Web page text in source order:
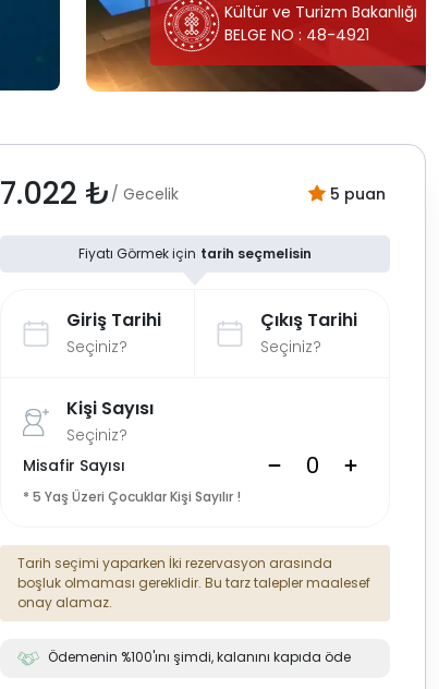
Kültür ve Turizm Bakanlığı
BELGE NO : 48-4921
7.022 ₺ / Gecelik 5 puan
tarih seçmelisin
Giriş Tarihi
Seçiniz?
Çıkış Tarihi
Seçiniz?
Kişi Sayısı
Seçiniz?
Misafir Sayısı
* 5 Yaş Üzeri Çocuklar Kişi Sayılır !
Tarih seçimi yaparken İki rezervasyon arasında
boşluk olmaması gereklidir. Bu tarz talepler maalesef
onay alamaz.
Ödemenin %100'ını şimdi, kalanını kapıda öde